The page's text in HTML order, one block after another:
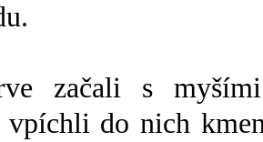
začali s
vpíchli do nich